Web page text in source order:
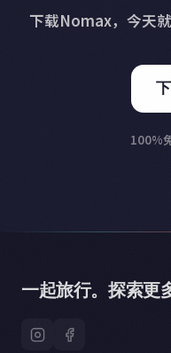
下载Nomax，今天
100%
一起旅行。探索更